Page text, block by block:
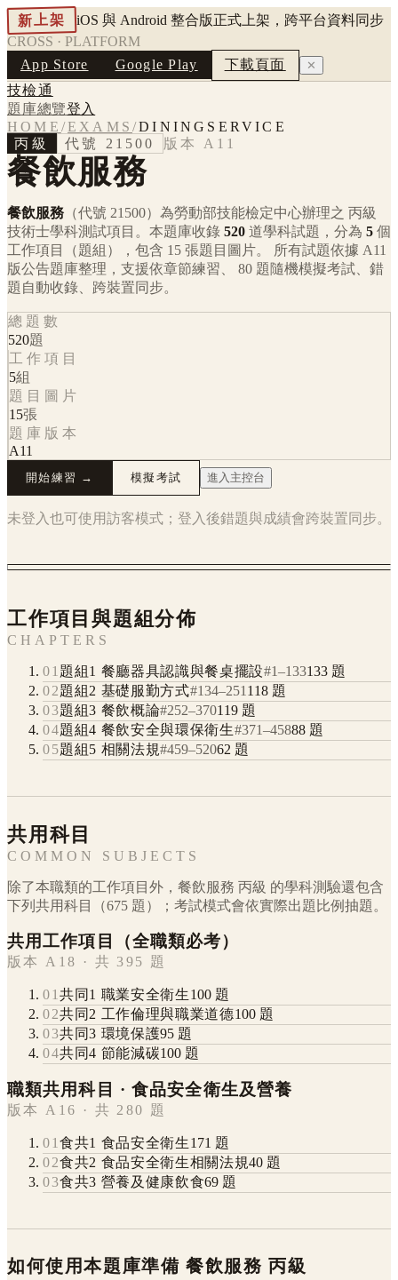
新上架
iOS 與 Android 整合版正式上架，跨平台資料同步
CROSS · PLATFORM
App Store
Google Play 下載頁面 ✕
技檢通
題庫總覽登入
HOME /EXAMS/DININGSERVICE
丙級
代號 21500 版本 A11
餐飲服務
餐飲服務 （代號 21500） 為勞動部技能檢定中心辦理之 丙級
技術士學科測試項目。本題庫收錄 520 道學科試題，分為 5 個
工作項目（題組），包含 15 張題目圖片。 所有試題依據 A11
版公告題庫整理，支援依章節練習、 80 題隨機模擬考試、錯
題自動收錄、跨裝置同步。
總題數
520題
工作項目
5組
題目圖片
15張
題庫版本
A11
開始練習 → 模擬考試 進入主控台
未登入也可使用訪客模式；登入後錯題與成績會跨裝置同步。
工作項目與題組分佈
CHAPTERS
01 題組1 餐廳器具認識與餐桌擺設#1–133133題
02題組2 基礎服勤方式#134–251 118題
03題組3 餐飲概論#252–370119 題
04題組4 餐飲安全與環保衛生#371–45888題
05題組5 相關法規#459–52062 題
共用科目
COMMON SUBJECTS
除了本職類的工作項目外， 餐飲服務 丙級 的學科測驗還包含
下列共用科目（675 題）；考試模式會依實際出題比例抽題。
共用工作項目（全職類必考）
版本 A18 · 共 395 題
01共同1 職業安全衛生100題
02共同2 工作倫理與職業道德100題
03共同3 環境保護95 題
04共同4 節能減碳100 題
職類共用科目 · 食品安全衛生及營養
版本 A16 · 共 280 題
01食共1 食品安全衛生171 題
02食共2 食品安全衛生相關法規40 題
03食共3 營養及健康飲食69 題
如何使用本題庫準備餐飲服務 丙級